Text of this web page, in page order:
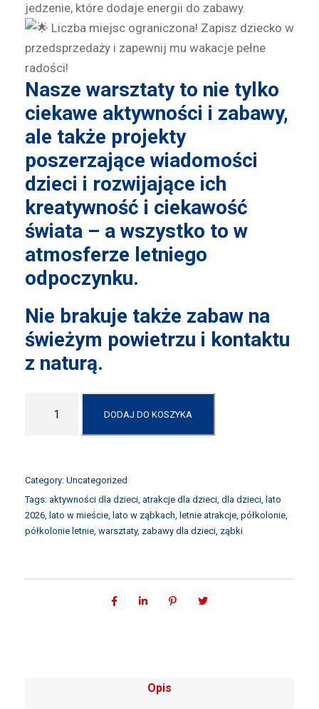
jedzenie, które dodaje energii do zabawy.
Liczba miejsc ograniczona! Zapisz dziecko w
przedsprzedaży i zapewnij mu wakacje pełne
radości!
Nasze warsztaty to nie tylko
ciekawe aktywności i zabawy,
ale także projekty
poszerzające wiadomości
dzieci i rozwijające ich
kreatywność i ciekawość
świata – a wszystko to w
atmosferze letniego
odpoczynku.
Nie brakuje także zabaw na
świeżym powietrzu i kontaktu
z naturą.
ć
C
u
w
DODAJ DO KOSZYKA
Category: Uncategorized
Tags: aktywności dla dzieci, atrakcje dla dzieci, dla dzieci, lato
2026, lato w mieście, lato w ząbkach, letnie atrakcje, półkolonie,
półkolonie letnie, warsztaty, zabawy dla dzieci, ząbki
Opis